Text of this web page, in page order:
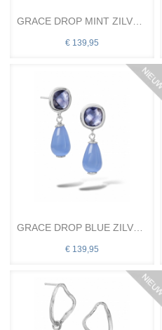
€ 139,95
€ 139,95